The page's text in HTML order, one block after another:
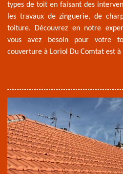
types de toit en faisant des
les travaux de zinguerie, de
toiture. Découvrez en notre
vous avez besoin pour votre
couverture à Loriol Du Comtat est à